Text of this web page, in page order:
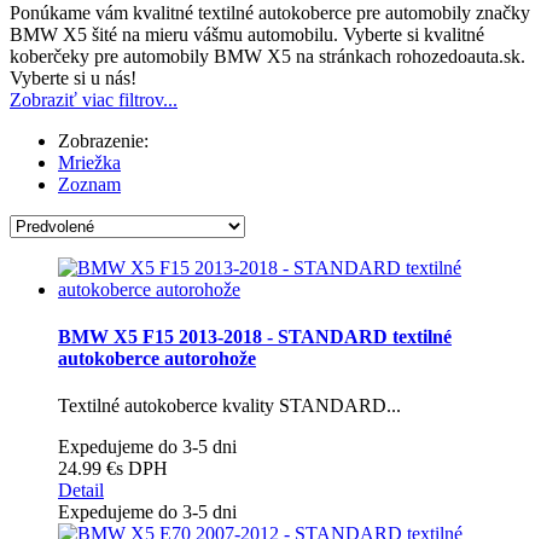
Ponúkame vám kvalitné textilné autokoberce pre automobily značky
BMW X5 šité na mieru vášmu automobilu. Vyberte si kvalitné
koberčeky pre automobily BMW X5 na stránkach rohozedoauta.sk.
Vyberte si u nás!
Zobraziť viac filtrov...
Zobrazenie:
Mriežka
Zoznam
BMW X5 F15 2013-2018 - STANDARD textilné
autokoberce autorohože
Textilné autokoberce kvality STANDARD...
Expedujeme do 3-5 dni
24.99 €s DPH
Detail
Expedujeme do 3-5 dni